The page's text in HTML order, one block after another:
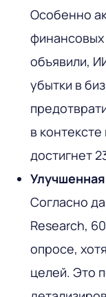
Особенно
финансовых
объявили,
убытки в
в
достигнет
Согласно
Research,
опросе,
целей. Это